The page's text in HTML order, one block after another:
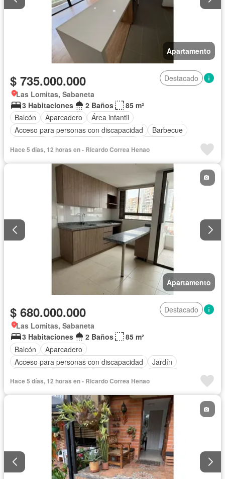
Apartamento
$ 735.000.000
Destacado
Las Lomitas, Sabaneta
3 Habitaciones
2 Baños
85 m²
Balcón
Aparcadero
Área infantil
Acceso para personas con discapacidad
Barbecue
Gas natural
Seguridad privada Piscina
Hace 5 días, 12 horas en - Ricardo Correa Henao
Apartamento
$ 680.000.000
Destacado
Las Lomitas, Sabaneta
3 Habitaciones
2 Baños
85 m²
Balcón
Aparcadero
Acceso para personas con discapacidad
Jardín
Ascensor
Gas natural Seguridad privada
Hace 5 días, 12 horas en - Ricardo Correa Henao